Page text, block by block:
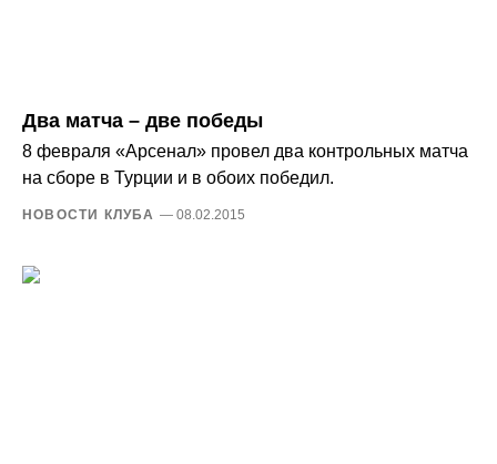
Два матча – две победы
8 февраля «Арсенал» провел два контрольных матча
на сборе в Турции и в обоих победил.
НОВОСТИ КЛУБА — 08.02.2015